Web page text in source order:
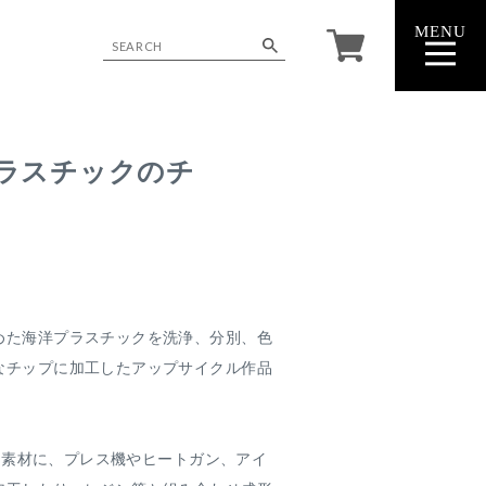
MENU
CLOSE
スチックのチ
海洋プラスチックを洗浄、分別、色
ップに加工したアップサイクル作品
材に、プレス機やヒートガン、アイ